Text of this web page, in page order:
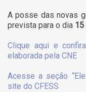
A posse das novas
prevista para o dia 15
Clique aqui e
elaborada pela CNE
Acesse a seção
site do CFESS